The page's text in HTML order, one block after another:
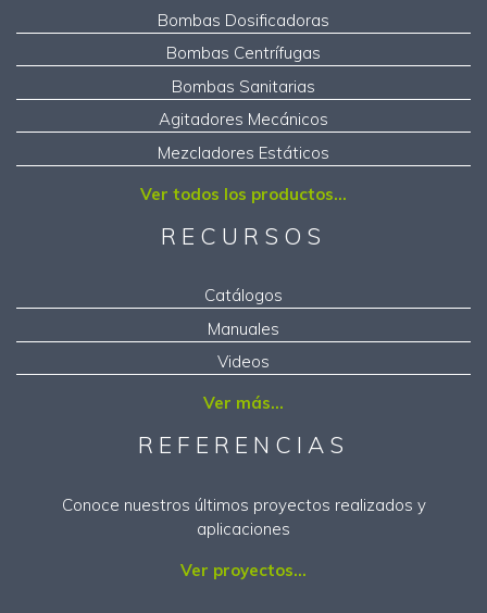
Bombas Dosificadoras
Bombas Centrífugas
Bombas Sanitarias
Agitadores Mecánicos
Mezcladores Estáticos
Ver todos los productos...
RECURSOS
Catálogos
Manuales
Videos
Ver más...
REFERENCIAS
Conoce nuestros últimos proyectos realizados y
aplicaciones
Ver proyectos...